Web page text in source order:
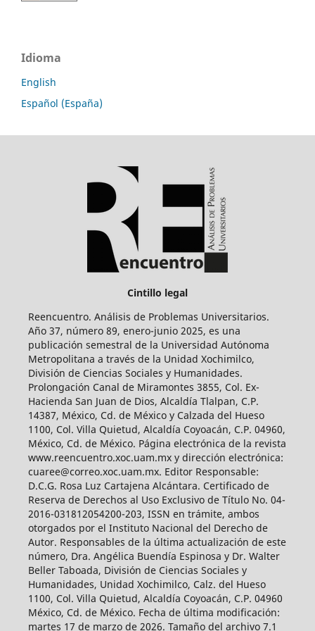
Idioma
English
Español (España)
Cintillo legal
Reencuentro. Análisis de Problemas Universitarios.
Año 37, número 89, enero-junio 2025, es una
publicación semestral de la Universidad Autónoma
Metropolitana a través de la Unidad Xochimilco,
División de Ciencias Sociales y Humanidades.
Prolongación Canal de Miramontes 3855, Col. Ex-
Hacienda San Juan de Dios, Alcaldía Tlalpan, C.P.
14387, México, Cd. de México y Calzada del Hueso
1100, Col. Villa Quietud, Alcaldía Coyoacán, C.P. 04960,
México, Cd. de México. Página electrónica de la revista
www.reencuentro.xoc.uam.mx y dirección electrónica:
cuaree@correo.xoc.uam.mx. Editor Responsable:
D.C.G. Rosa Luz Cartajena Alcántara. Certificado de
Reserva de Derechos al Uso Exclusivo de Título No. 04-
2016-031812054200-203, ISSN en trámite, ambos
otorgados por el Instituto Nacional del Derecho de
Autor. Responsables de la última actualización de este
número, Dra. Angélica Buendía Espinosa y Dr. Walter
Beller Taboada, División de Ciencias Sociales y
Humanidades, Unidad Xochimilco, Calz. del Hueso
1100, Col. Villa Quietud, Alcaldía Coyoacán, C.P. 04960
México, Cd. de México. Fecha de última modificación:
martes 17 de marzo de 2026. Tamaño del archivo 7.1